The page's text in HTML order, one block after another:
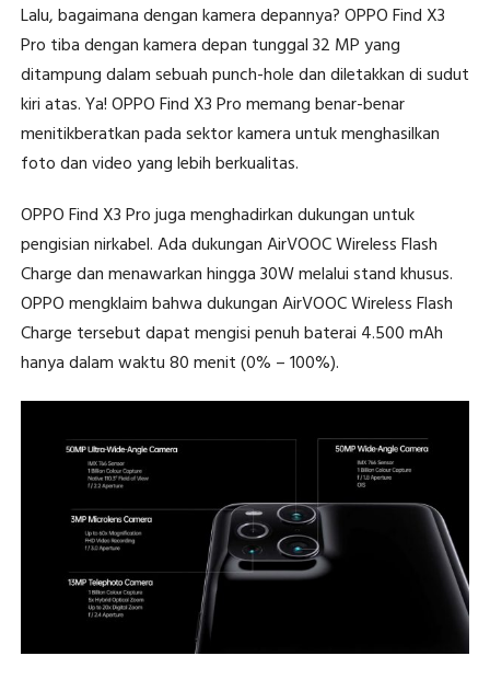
Lalu, bagaimana dengan kamera depannya? OPPO Find X3
Pro tiba dengan kamera depan tunggal 32 MP yang
ditampung dalam sebuah punch-hole dan diletakkan di sudut
kiri atas. Ya! OPPO Find X3 Pro memang benar-benar
menitikberatkan pada sektor kamera untuk menghasilkan
foto dan video yang lebih berkualitas.
OPPO Find X3 Pro juga menghadirkan dukungan untuk
pengisian nirkabel. Ada dukungan AirVOOC Wireless Flash
Charge dan menawarkan hingga 30W melalui stand khusus.
OPPO mengklaim bahwa dukungan AirVOOC Wireless Flash
Charge tersebut dapat mengisi penuh baterai 4.500 mAh
hanya dalam waktu 80 menit (0% – 100%).